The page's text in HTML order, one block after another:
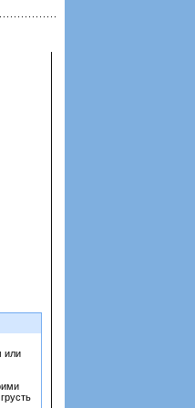
или